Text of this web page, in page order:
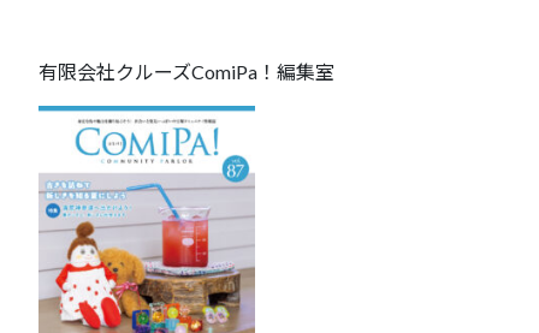
有限会社クルーズComiPa！編集室